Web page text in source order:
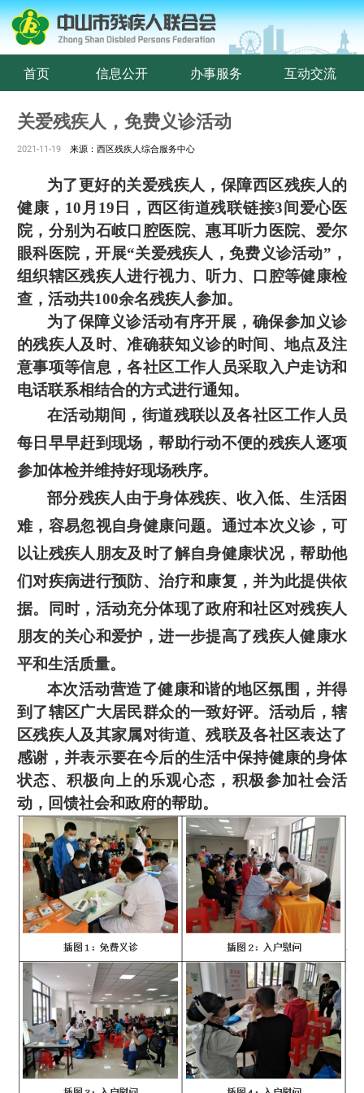
首页 信息公开 办事服务 互动交流
关爱残疾人，免费义诊活动
2021-11-19 来源：西区残疾人综合服务中心
为了更好的关爱残疾人，保障西区残疾人的
健康， 10月19 日， 西区街道残联链接3间爱心医
院，分别为石岐口腔医院、惠耳听力医院、爱尔
眼科医院，开展“关爱残疾人，免费义诊活动”，
组织辖区残疾人进行视力、听力、口腔等健康检
查， 活动共100余名残疾人参加。
为了保障义诊活动有序开展，确保参加 义诊
的残疾人及时、准确获知义诊的时间、地点及注
意事项等信息，各社区工作人员采取 入户走访和
电话联系相结合的方式进行通知。
在活动期间，街道残联以及各社区工作人员
每日早早赶到现场，帮助行动不便的残疾人逐项
参加体检并维持好现场秩序。
部分残疾人由于身体残疾、收入低、生活困
难，容易忽视自身健康问题。通过本次义诊，可
以让残疾人朋友及时了解自身健康状况，帮助他
们对疾病进行预防、治疗和康复，并为此提供依
据。同时，活动充分体现了政府和社区对残疾人
朋友的关心和爱护，进一步提高了残疾人健康水
平和生活质量。
本次活动营造了健康和谐的地区氛围 ，并得
到了辖区广大居民群众的一致好评。活动后，辖
区残疾人及其家属对街道、残联及各社区表达了
感谢，并表示要在今后的生活中保持健康的身体
状态、积极向上的乐观心态，积极参加社会活
动，回馈社会和政府的帮助。